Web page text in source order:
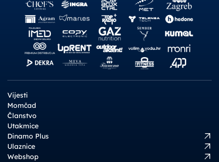
Vijesti
Momčad
Članstvo
Utakmice
Dinamo Plus
Ulaznice
Webshop